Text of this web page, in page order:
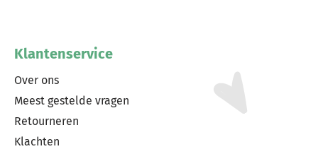
Klantenservice
Over ons
Meest gestelde vragen
Retourneren
Klachten